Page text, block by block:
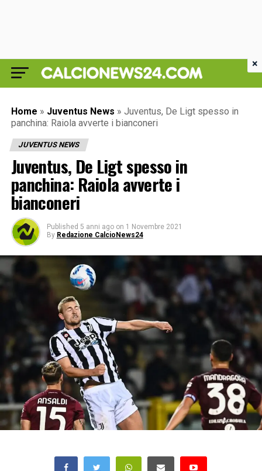
Home » Juventus News » Juventus, De Ligt spesso in
panchina: Raiola avverte i bianconeri
JUVENTUS NEWS
Juventus, De Ligt spesso in
panchina: Raiola avverte i
bianconeri
Published 5 anni ago on 1 Novembre 2021
By Redazione CalcioNews24
×